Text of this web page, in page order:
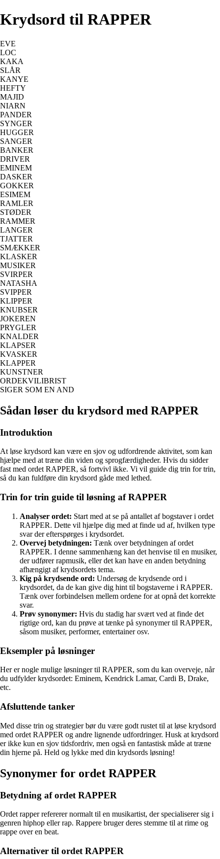
Krydsord til RAPPER
EVE
LOC
KAKA
SLÅR
KANYE
HEFTY
MAJID
NIARN
PANDER
SYNGER
HUGGER
SANGER
BANKER
DRIVER
EMINEM
DASKER
GOKKER
ESIMEM
RAMLER
STØDER
RAMMER
LANGER
TJATTER
SMÆKKER
KLASKER
MUSIKER
SVIRPER
NATASHA
SVIPPER
KLIPPER
KNUBSER
JOKEREN
PRYGLER
KNALDER
KLAPSER
KVASKER
KLAPPER
KUNSTNER
ORDEKVILIBRIST
SIGER SOM EN AND
Sådan løser du krydsord med RAPPER
Introduktion
At løse krydsord kan være en sjov og udfordrende aktivitet, som kan
hjælpe med at træne din viden og sprogfærdigheder. Hvis du sidder
fast med ordet RAPPER, så fortvivl ikke. Vi vil guide dig trin for trin,
så du kan fuldføre din krydsord gåde med lethed.
Trin for trin guide til løsning af RAPPER
Analyser ordet: Start med at se på antallet af bogstaver i ordet
RAPPER. Dette vil hjælpe dig med at finde ud af, hvilken type
svar der efterspørges i krydsordet.
Overvej betydningen: Tænk over betydningen af ordet
RAPPER. I denne sammenhæng kan det henvise til en musiker,
der udfører rapmusik, eller det kan have en anden betydning
afhængigt af krydsordets tema.
Kig på krydsende ord: Undersøg de krydsende ord i
krydsordet, da de kan give dig hint til bogstaverne i RAPPER.
Tænk over forbindelsen mellem ordene for at opnå det korrekte
svar.
Prøv synonymer: Hvis du stadig har svært ved at finde det
rigtige ord, kan du prøve at tænke på synonymer til RAPPER,
såsom musiker, performer, entertainer osv.
Eksempler på løsninger
Her er nogle mulige løsninger til RAPPER, som du kan overveje, når
du udfylder krydsordet: Eminem, Kendrick Lamar, Cardi B, Drake,
etc.
Afsluttende tanker
Med disse trin og strategier bør du være godt rustet til at løse krydsord
med ordet RAPPER og andre lignende udfordringer. Husk at krydsord
er ikke kun en sjov tidsfordriv, men også en fantastisk måde at træne
din hjerne på. Held og lykke med din krydsords løsning!
Synonymer for ordet RAPPER
Betydning af ordet RAPPER
Ordet rapper refererer normalt til en musikartist, der specialiserer sig i
genren hiphop eller rap. Rappere bruger deres stemme til at rime og
rappe over en beat.
Alternativer til ordet RAPPER